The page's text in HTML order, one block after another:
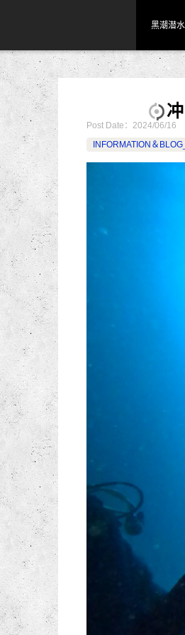
黑潮潜
Post Date： 2024/06/16
INFORMATION＆